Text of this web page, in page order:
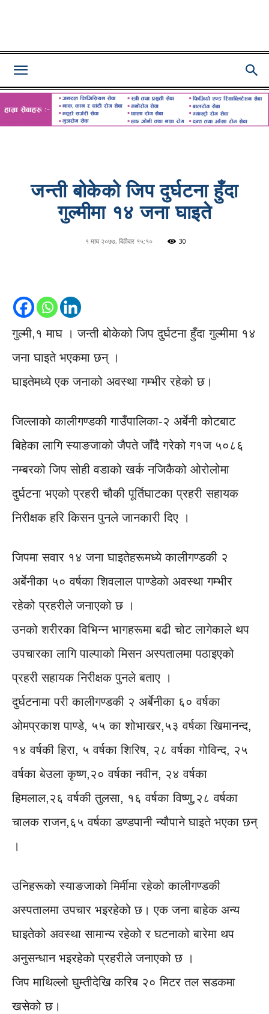
Lumbini
Pati
जन्ती बोकेको जिप दुर्घटना हुँदा
गुल्मीमा १४ जना घाइते
१ माघ २०७७, बिहीबार १५:१० 30
गुल्मी,१ माघ । जन्ती बोकेको जिप दुर्घटना हुँदा गुल्मीमा १४
जना घाइते भएकमा छन् ।
घाइतेमध्ये एक जनाको अवस्था गम्भीर रहेको छ।
जिल्लाको कालीगण्डकी गाउँपालिका-२ अर्बेनी कोटबाट
बिहेका लागि स्याङजाको जैपते जाँदै गरेको ग१ज ५०८६
नम्बरको जिप सोही वडाको खर्क नजिकैको ओरोलोमा
दुर्घटना भएको प्रहरी चौकी पूर्तिघाटका प्रहरी सहायक
निरीक्षक हरि किसन पुनले जानकारी दिए ।
जिपमा सवार १४ जना घाइतेहरूमध्ये कालीगण्डकी २
अर्बेनीका ५० वर्षका शिवलाल पाण्डेकाे अवस्था गम्भीर
रहेको प्रहरीले जनाएको छ ।
उनको शरीरका विभिन्न भागहरूमा बढी चोट लागेकाले थप
उपचारका लागि पाल्पाको मिसन अस्पतालमा पठाइएको
प्रहरी सहायक निरीक्षक पुनले बताए ।
दुर्घटनामा परी कालीगण्डकी २ अर्बेनीका ६० वर्षका
ओमप्रकाश पाण्डे, ५५ का शोभाखर,५३ वर्षका खिमानन्द,
१४ वर्षकी हिरा, ५ वर्षका शिरिष, २८ वर्षका गोविन्द, २५
वर्षका बेउला कृष्ण,२० वर्षका नवीन, २४ वर्षका
हिमलाल,२६ वर्षकी तुलसा, १६ वर्षका विष्णु,२८ वर्षका
चालक राजन,६५ वर्षका डण्डपानी न्यौपाने घाइते भएका छन्
।
उनिहरूको स्याङजाको मिर्मीमा रहेको कालीगण्डकी
अस्पतालमा उपचार भइरहेको छ। एक जना बाहेक अन्य
घाइतेको अवस्था सामान्य रहेको र घटनाको बारेमा थप
अनुसन्धान भइरहेको प्रहरीले जनाएको छ ।
जिप माथिल्लो घुम्तीदेखि करिब २० मिटर तल सडकमा
खसेको छ।